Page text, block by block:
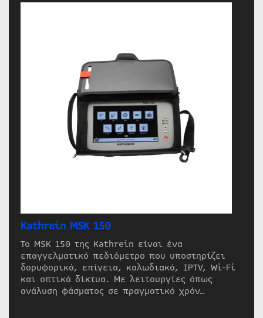
Kathrein MSK 150
Το MSK 150 της Kathrein είναι ένα
επαγγελματικό πεδιόμετρο που υποστηρίζει
δορυφορικά, επίγεια, καλωδιακά, IPTV, Wi-Fi
και οπτικά δίκτυα. Με λειτουργίες όπως
ανάλυση φάσματος σε πραγματικό χρόν…